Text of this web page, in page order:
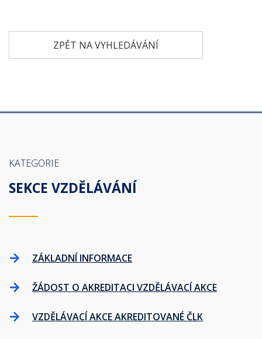
ZPĚT NA VYHLEDÁVÁNÍ
KATEGORIE
SEKCE VZDĚLÁVÁNÍ
ZÁKLADNÍ INFORMACE
ŽÁDOST O AKREDITACI VZDĚLÁVACÍ AKCE
VZDĚLÁVACÍ AKCE AKREDITOVANÉ ČLK